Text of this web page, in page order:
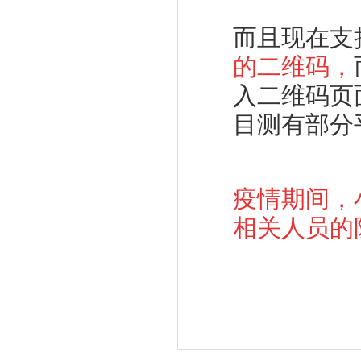
而且现在支
的二维码 ，
入二维码
目测有部
疫情期间
相关人员